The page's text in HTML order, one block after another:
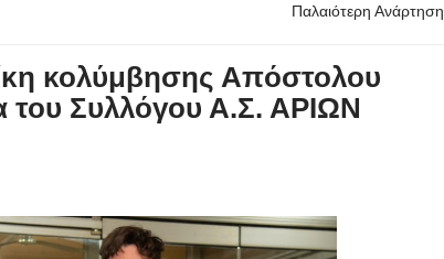
Παλαιότερη Ανάρτηση
κολύμβησης Απόστολου
του Συλλόγου Α.Σ. ΑΡΙΩΝ